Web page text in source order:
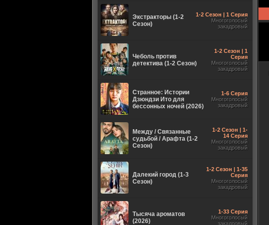
Экстракторы (1-2
Сезон)
1-2 Сезон | 1 Серия
Многоголосый
закадровый
Чеболь против
детектива (1-2 Сезон)
1-2 Сезон | 1
Серия
Многоголосый
закадровый
Странное: Истории
Дзюндзи Ито для
бессонных ночей (2026)
1-6 Серия
Многоголосый
закадровый
Между / Связанные
судьбой / Арафта (1-2
Сезон)
1-2 Сезон | 1-
14 Серия
Многоголосый
закадровый
Далекий город (1-3
Сезон)
1-2 Сезон | 1-35
Серия
Многоголосый
закадровый
Тысяча ароматов
(2026)
1-33 Серия
Многоголосый
закадровый